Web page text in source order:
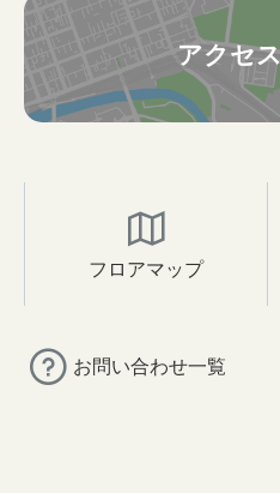
アクセ
フロアマップ
お問い合わせ一覧